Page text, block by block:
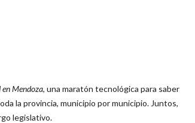
Mendoza, una maratón tecnológica para saber
la provincia, municipio por municipio. Juntos,
legislativo.